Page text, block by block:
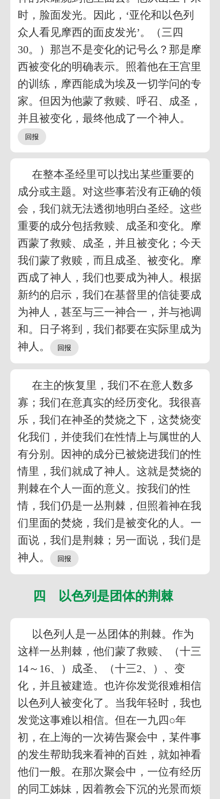
时，脸面发光。因此，‘亚伦和以色列
众人看见摩西的面皮发光’。（三四
30。）那岂不是变化的记号么？那是摩
西被变化的明确表示。照着他在王宫里
的训练，摩西能成为埃及一切学问的专
家。但因为他蒙了救赎、呼召、成圣，
并且被变化，最终他成了一个神人。
在整本圣经里可以找出某些重要的
成分或主题。对这些事若没有正确的领
会，我们就无法透彻地明白圣经。这些
重要的成分包括救赎、成圣和变化。摩
西蒙了救赎、成圣，并且被变化；今天
我们蒙了救赎，而且成圣、被变化。摩
西成了神人，我们也要成为神人。根据
新约的启示，我们在基督里的信徒要成
为神人，甚至与三一神合一，并与祂调
和。日子将到，我们都要在实际里成为
神人。
在主的恢复里，我们不在意人数多
寡；我们在意真实的经历变化。我很喜
乐，我们在神圣的焚烧之下，这焚烧变
化我们，并使我们在性情上与属世的人
有分别。因神的成分已被烧进我们的性
情里，我们就成了神人。这就是焚烧的
荆棘在个人一面的意义。按我们的性
情，我们仍是一丛荆棘，但照着神在我
们里面的焚烧，我们是被变化的人。一
面说，我们是荆棘；另一面说，我们是
神人。
四 以色列是团体的荆棘
以色列人是一丛团体的荆棘。作为
这样一丛荆棘，他们蒙了救赎、（十三
14～16、）成圣、（十三2、）、变
化，并且被建造。也许你发觉很难相信
以色列人被变化了。当我年轻时，我也
发觉这事难以相信。但在一九四○年
初，在上海的一次祷告聚会中，某件事
的发生帮助我来看神的百姓，就如神看
他们一般。在那次聚会中，一位有经历
的同工姊妹，因着教会下沉的光景而烦